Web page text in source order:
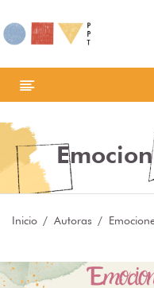
Inicio Autoras